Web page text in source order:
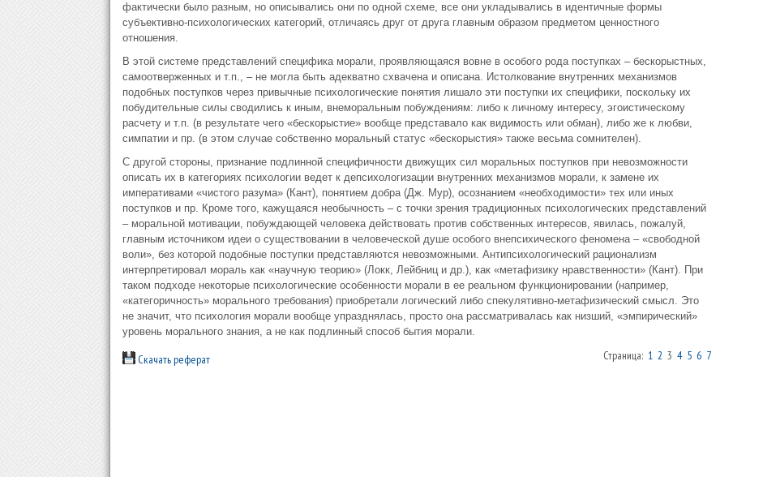
фактически было разным, но описывались они по одной схеме, все они укладывались в идентичные формы
субъективно-психологических категорий, отличаясь друг от друга главным образом предметом ценностного
отношения.
В этой системе представлений специфика морали, проявляющаяся вовне в особого рода поступках – бескорыстных,
самоотверженных и т.п., – не могла быть адекватно схвачена и описана. Истолкование внутренних механизмов
подобных поступков через привычные психологические понятия лишало эти поступки их специфики, поскольку их
побудительные силы сводились к иным, внеморальным побуждениям: либо к личному интересу, эгоистическому
расчету и т.п. (в результате чего «бескорыстие» вообще представало как видимость или обман), либо же к любви,
симпатии и пр. (в этом случае собственно моральный статус «бескорыстия» также весьма сомнителен).
С другой стороны, признание подлинной специфичности движущих сил моральных поступков при невозможности
описать их в категориях психологии ведет к депсихологизации внутренних механизмов морали, к замене их
императивами «чистого разума» (Кант), понятием добра (Дж. Мур), осознанием «необходимости» тех или иных
поступков и пр. Кроме того, кажущаяся необычность – с точки зрения традиционных психологических представлений
– моральной мотивации, побуждающей человека действовать против собственных интересов, явилась, пожалуй,
главным источником идеи о существовании в человеческой душе особого внепсихического феномена – «свободной
воли», без которой подобные поступки представляются невозможными. Антипсихологический рационализм
интерпретировал мораль как «научную теорию» (Локк, Лейбниц и др.), как «метафизику нравственности» (Кант). При
таком подходе некоторые психологические особенности морали в ее реальном функционировании (например,
«категоричность» морального требования) приобретали логический либо спекулятивно-метафизический смысл. Это
не значит, что психология морали вообще упразднялась, просто она рассматривалась как низший, «эмпирический»
уровень морального знания, а не как подлинный способ бытия морали.
Скачать реферат Страница: 1 2 3 4 5 6 7